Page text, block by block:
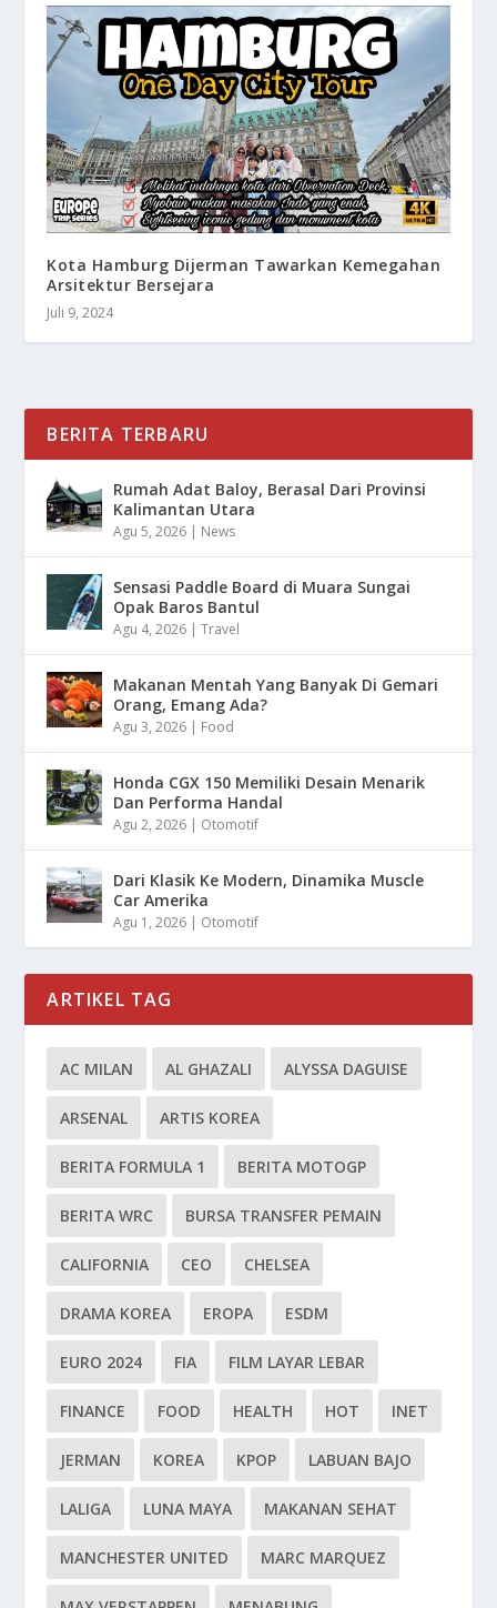
Kota Hamburg Dijerman Tawarkan Kemegahan
Arsitektur Bersejara
Juli 9, 2024
BERITA TERBARU
Rumah Adat Baloy, Berasal Dari Provinsi
Kalimantan Utara
Agu 5, 2026 | News
Sensasi Paddle Board di Muara Sungai
Opak Baros Bantul
Agu 4, 2026 |Travel
Makanan Mentah Yang Banyak Di Gemari
Orang, Emang Ada?
Agu 3, 2026 | Food
Honda CGX 150 Memiliki Desain Menarik
Dan Performa Handal
Agu 2, 2026 | Otomotif
Dari Klasik Ke Modern, Dinamika Muscle
Car Amerika
Agu 1, 2026 | Otomotif
ARTIKEL TAG
AC MILAN AL GHAZALI ALYSSA DAGUISE
ARSENAL ARTIS KOREA
BERITA FORMULA 1 BERITA MOTOGP
BERITA WRC BURSA TRANSFER PEMAIN
CALIFORNIA CEO CHELSEA
DRAMA KOREA EROPA ESDM
EURO 2024 FIA FILM LAYAR LEBAR
FINANCE FOOD HEALTH HOT INET
JERMAN KOREA KPOP LABUAN BAJO
LALIGA LUNA MAYA MAKANAN SEHAT
MANCHESTER UNITED MARC MARQUEZ